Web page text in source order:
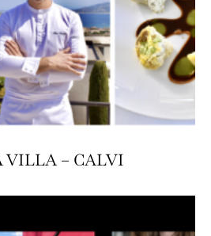
VILLA – CALVI